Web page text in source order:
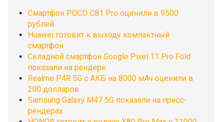
Смартфон POCO C81 Pro оценили в 9500
рублей
Huawei готовит к выходу компактный
смартфон
Складной смартфон Google Pixel 11 Pro Fold
показали на рендере
Realme P4R 5G с АКБ на 8000 мАч оценили в
200 долларов
Samsung Galaxy M47 5G показали на пресс-
рендерах